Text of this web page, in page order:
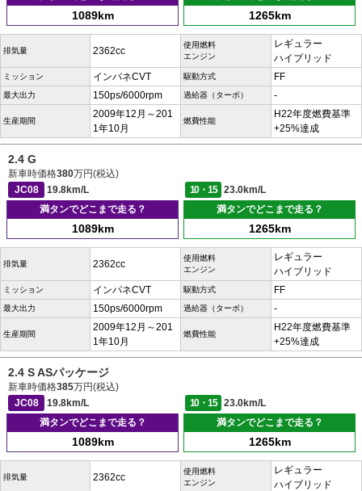
1089km 1265km
排気量 2362cc
使用燃料
エンジン
レギュラー
ハイブリッド
ミッション インパネCVT 駆動方式 FF
最大出力 150ps/6000rpm 過給器（ターボ） -
生産期間
2009年12月～201
1年10月
燃費性能
H22年度燃費基準
+25%達成
2.4 G
新車時価格380万円(税込)
JC08
19.8km/L 10・15
23.0km/L
満タンでどこまで走る？
1089km
満タンでどこまで走る？
1265km
排気量 2362cc
使用燃料
エンジン
レギュラー
ハイブリッド
ミッション インパネCVT 駆動方式 FF
最大出力 150ps/6000rpm 過給器（ターボ） -
生産期間
2009年12月～201
1年10月
燃費性能
H22年度燃費基準
+25%達成
2.4 S ASパッケージ
新車時価格385万円(税込)
JC08
19.8km/L 10・15
23.0km/L
満タンでどこまで走る？
1089km
満タンでどこまで走る？
1265km
排気量 2362cc
使用燃料
エンジン
レギュラー
ハイブリッド